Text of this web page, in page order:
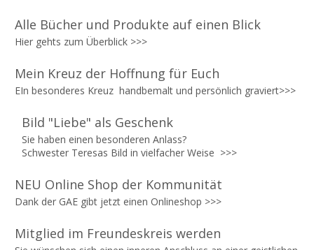
Alle Bücher und Produkte auf einen Blick
Hier gehts zum Überblick >>>
Mein Kreuz der Hoffnung für Euch
EIn besonderes Kreuz handbemalt und persönlich graviert>>>
Bild "Liebe" als Geschenk
Sie haben einen besonderen Anlass?
Schwester Teresas Bild in vielfacher Weise >>>
NEU Online Shop der Kommunität
Dank der GAE gibt jetzt einen Onlineshop >>>
Mitglied im Freundeskreis werden